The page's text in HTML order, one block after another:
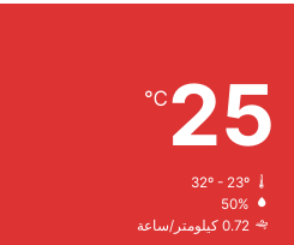
25
℃
32º - 23º
الرطوبة:
الرياح:0.72 كيلومتر/ساعة